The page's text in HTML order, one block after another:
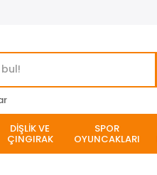
DİŞLİK VE
ÇINGIRAK
SPOR
OYUNCAKLARI